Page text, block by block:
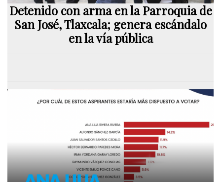
Detenido con arma en la Parroquia de
San José, Tlaxcala; genera escándalo
en la vía pública